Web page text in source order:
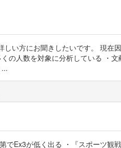
い方にお聞きしたいです。 現
の人数を対象に分析している ・
Ex3が低く出る ・『スポーツ観